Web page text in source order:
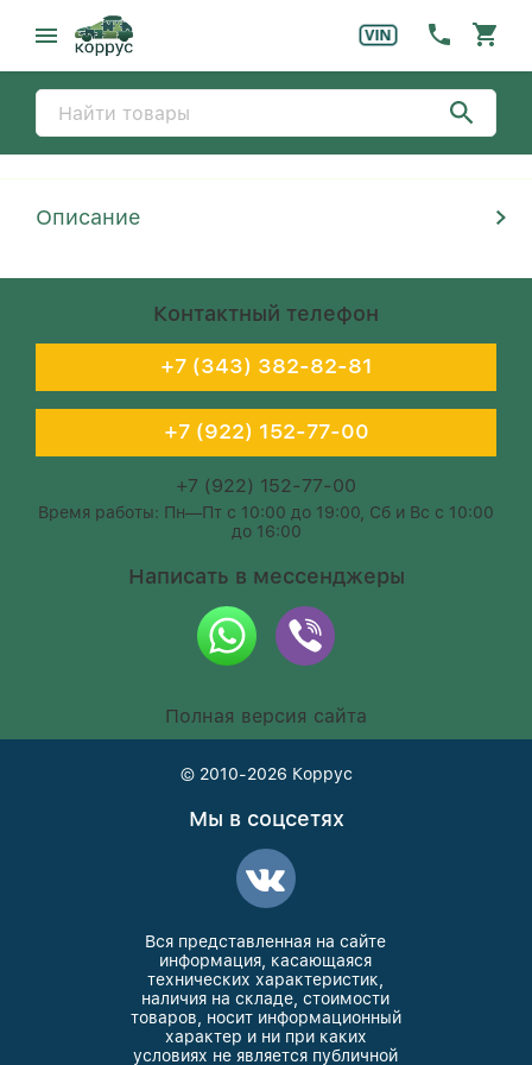
Описание
Контактный телефон
+7 (343) 382-82-81
+7 (922) 152-77-00
+7 (922) 152-77-00
Время работы: Пн—Пт с 10:00 до 19:00, Сб и Вс с 10:00
до 16:00
Написать в мессенджеры
Полная версия сайта
© 2010-2026 Коррус
Мы в соцсетях
Вся представленная на сайте
информация, касающаяся
технических характеристик,
наличия на складе, стоимости
товаров, носит информационный
характер и ни при каких
условиях не является публичной